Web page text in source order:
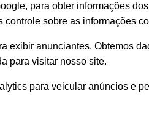
para obter informações
sobre as informações
exibir anunciantes. Obtemos
para visitar nosso site.
para veicular anúncios e